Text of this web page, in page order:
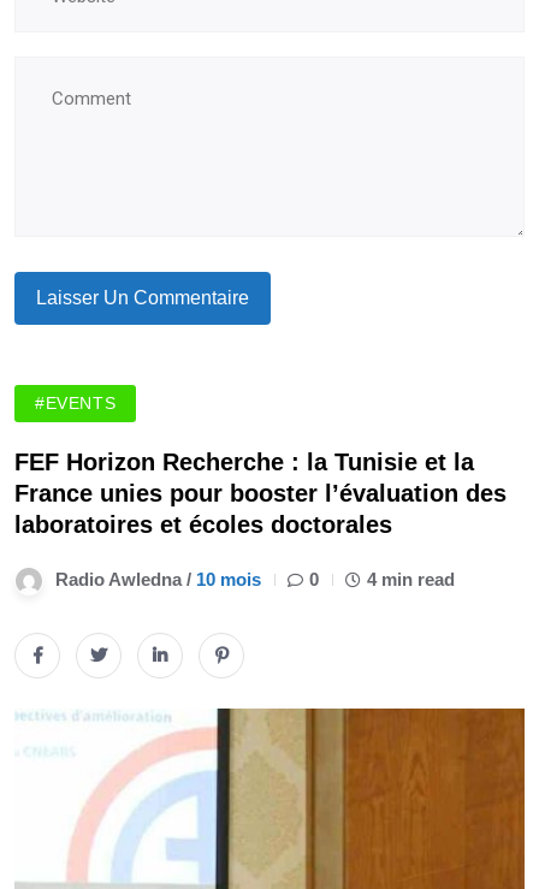
#EVENTS
FEF Horizon Recherche : la Tunisie et la
France unies pour booster l’évaluation des
laboratoires et écoles doctorales
Radio Awledna / 10 mois 0 4 min read